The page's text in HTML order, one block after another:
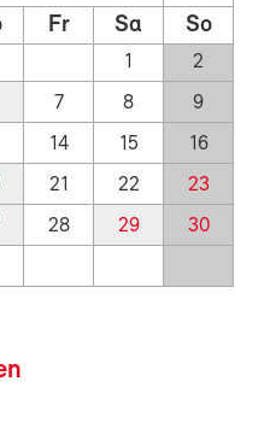
Fr Sa So
1
2
7 8
9
14 15
16
21 22
23
28 29
30